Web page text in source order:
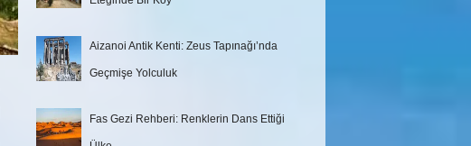
Aizanoi Antik Kenti: Zeus Tapınağı’nda
Geçmişe Yolculuk
Fas Gezi Rehberi: Renklerin Dans Ettiği